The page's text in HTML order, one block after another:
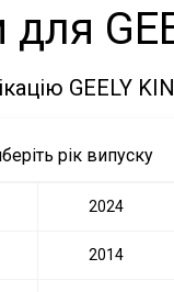
GEELY
рік випуску
2024
2014